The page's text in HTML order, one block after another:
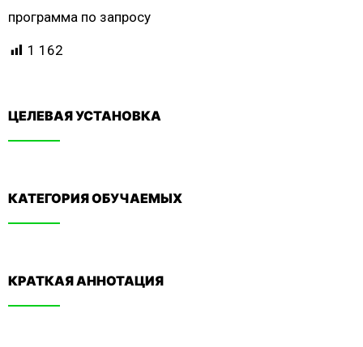
программа по запросу
1 162
ЦЕЛЕВАЯ УСТАНОВКА
КАТЕГОРИЯ ОБУЧАЕМЫХ​
КРАТКАЯ АННОТАЦИЯ​